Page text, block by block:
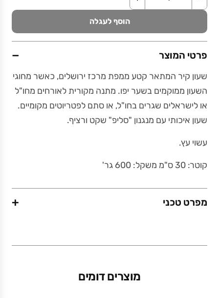
הוסף לעגלה
פרטי המוצר −
שעון קיר המתאר קטע ממפת מרכז ירושלים, כאשר מחוגי
השעון ממוקמים בשער יפו. מתנה מקורית לאורחים מחו"ל
או לישראלים שגרים בחו"ל, או סתם לפטריוטים מקומיים.
שעון איכותי עם מנגנון "סליפ" שקט ורציף.
עשוי עץ.
קוטר: 30 ס"מ משקל: 600 גר'
מפרט טכני +
משקל (גרם)
מוצרים דומים